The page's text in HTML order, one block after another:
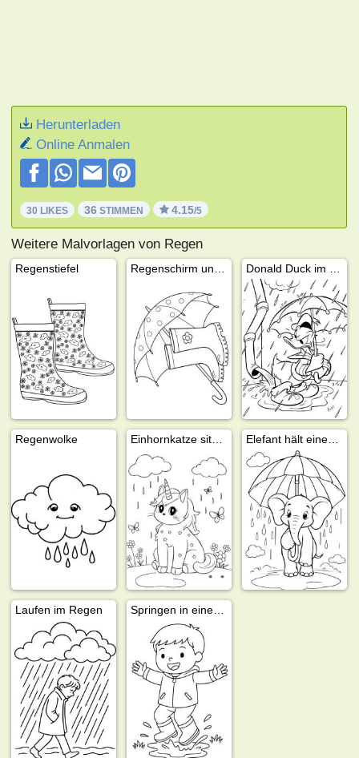
Herunterladen
Online Anmalen
30 LIKES 36 STIMMEN 4.15/5
Weitere Malvorlagen von Regen
Regenstiefel
Regenwolke
Laufen im Regen